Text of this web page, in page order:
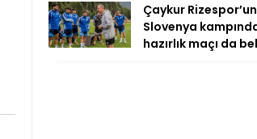
Çaykur Rizespor’un
Slovenya
hazırlık maçı da